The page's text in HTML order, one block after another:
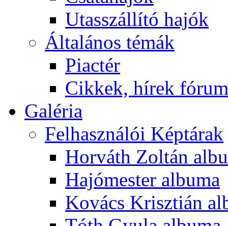
Utasszállító hajók
Általános témák
Piactér
Cikkek, hírek
Galéria
Felhasználói Képtárak
Horváth Zoltán
Hajómester albuma
Kovács Krisztián